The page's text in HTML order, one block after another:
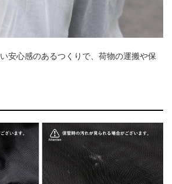
安心感のあるつくりで、荷物の運搬や保